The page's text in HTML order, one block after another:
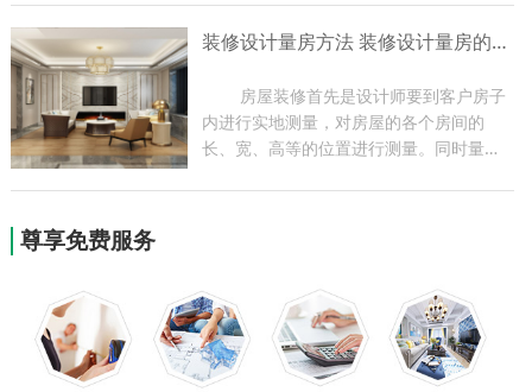
要比改造之前有进步。下面小编带大家了装修设计量房方法 装修设计量房的作用
	房屋装修首先是设计师要到客户房子
内进行实地测量，对房屋的各个房间的
长、宽、高等的位置进行测量。同时量房
尊享免费服务